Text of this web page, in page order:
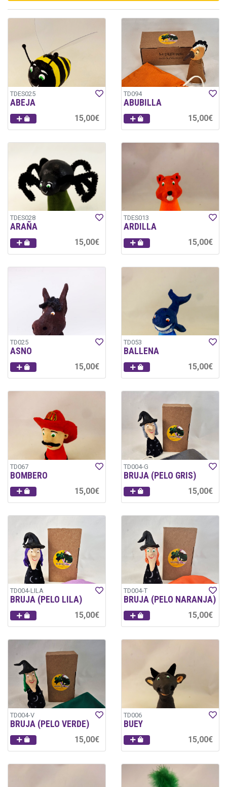
TDES025
ABEJA
15,00€
TD094
ABUBILLA
15,00€
TDES028
ARAÑA
15,00€
TDES013
ARDILLA
15,00€
TD025
ASNO
15,00€
TD053
BALLENA
15,00€
TD067
BOMBERO
15,00€
TD004-G
BRUJA (PELO GRIS)
15,00€
TD004-LILA
BRUJA (PELO LILA)
15,00€
TD004-T
BRUJA (PELO NARANJA)
15,00€
TD004-V
BRUJA (PELO VERDE)
15,00€
TD006
BUEY
15,00€